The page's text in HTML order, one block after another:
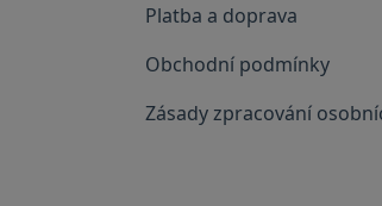
Platba a doprava
Obchodní podmínky
Zásady zpracování